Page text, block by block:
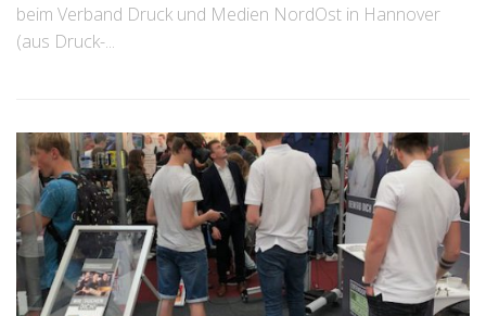
beim Verband Druck und Medien NordOst in Hannover
(aus Druck-...